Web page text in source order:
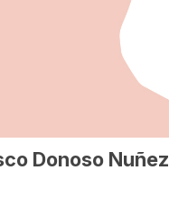
Donoso Nuñez